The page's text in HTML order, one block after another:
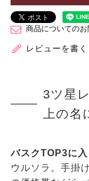
商品についての
レビューを書く
3ツ星
上の
バスクTOP3に
ウルソラ。手掛